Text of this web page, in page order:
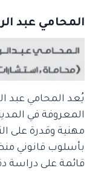
المحامي عبد
يُعد المحامي عبد
المعروفة في
مهنية وقدرة على
بأسلوب قانوني
قائمة على دراسة